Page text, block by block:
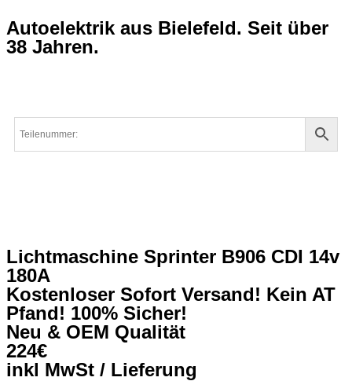
Autoelektrik aus Bielefeld. Seit über
38 Jahren.
Lichtmaschine Sprinter B906 CDI 14v
180A
Kostenloser Sofort Versand! Kein AT
Pfand! 100% Sicher!
Neu & OEM Qualität
224€
inkl MwSt / Lieferung